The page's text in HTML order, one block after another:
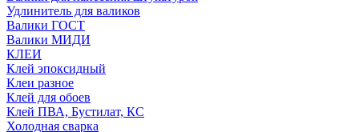
Удлинитель для валиков
Валики ГОСТ
Валики МИДИ
КЛЕИ
Клей эпоксидный
Клеи разное
Клей для обоев
Клей ПВА, Бустилат, КС
Холодная сварка